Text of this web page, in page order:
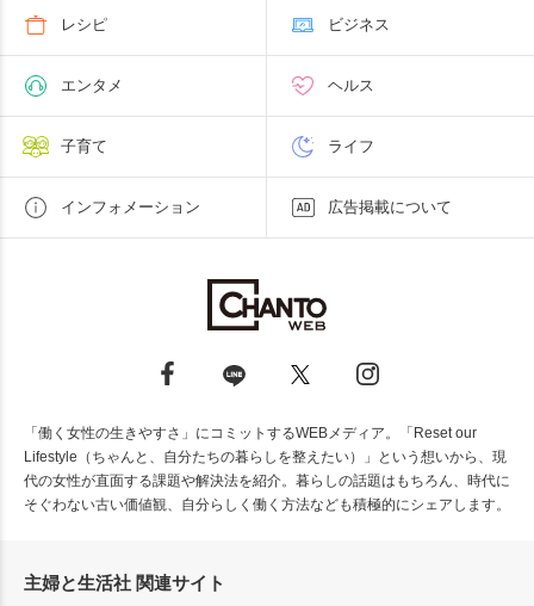
レシピ ビジネス
エンタメ ヘルス
子育て ライフ
インフォメーション 広告掲載について
「働く女性の生きやすさ」にコミットするWEBメディア。「Reset our
Lifestyle（ちゃんと、自分たちの暮らしを整えたい）」という想いから、現
代の女性が直面する課題や解決法を紹介。暮らしの話題はもちろん、時代に
そぐわない古い価値観、自分らしく働く方法なども積極的にシェアします。
主婦と生活社 関連サイト